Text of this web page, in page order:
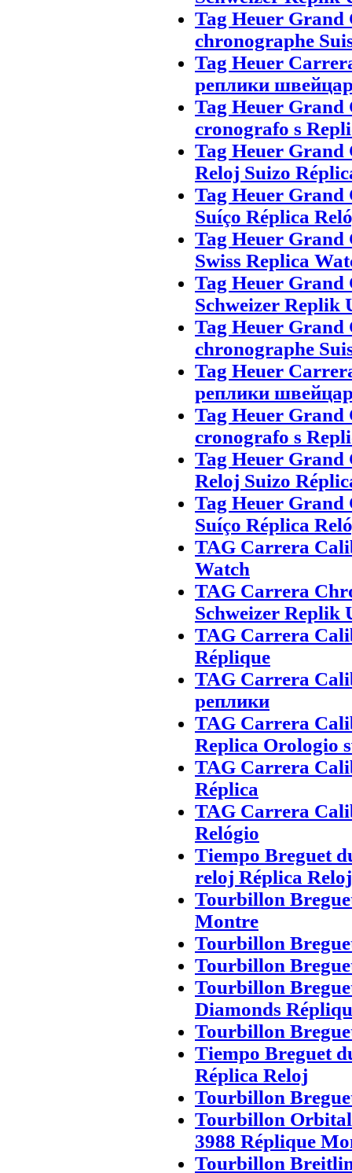
Tag Heuer
chronographe
Tag Heuer
реплики
Tag Heuer
cronografo s
Tag Heuer
Reloj Suizo
Tag Heuer
Suíço Réplica
Tag Heuer
Swiss Replica
Tag Heuer
Schweizer Replik
Tag Heuer
chronographe
Tag Heuer
реплики
Tag Heuer
cronografo s
Tag Heuer
Reloj Suizo
Tag Heuer
Suíço Réplica
TAG Carrera
Watch
TAG Carrera
Schweizer Replik
TAG Carrera
Réplique
TAG Carrera
реплики
TAG Carrera
Replica Orologio
TAG Carrera
Réplica
TAG Carrera
Relógio
Tiempo Breguet
reloj Réplica Reloj
Tourbillon
Montre
Tourbillon
Tourbillon
Tourbillon
Diamonds
Tourbillon
Tiempo Breguet
Réplica Reloj
Tourbillon
Tourbillon Orbital
3988 Réplique
Tourbillon